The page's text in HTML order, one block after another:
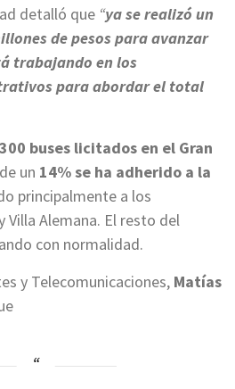
detalló que “ya se realizó un
de pesos para avanzar
trabajando en los
para abordar el total
buses licitados en el Gran
un 14% se ha adherido a la
principalmente a los
Villa Alemana. El resto del
con normalidad.
y Telecomunicaciones, Matías